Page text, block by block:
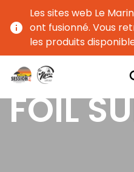
info
Les sites web Le
ont fusionné. Vous
les produits
FOIL